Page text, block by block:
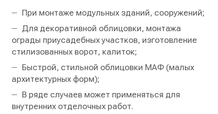
При монтаже модульных зданий, сооружений;
Для декоративной облицовки, монтажа
ограды приусадебных участков, изготовление
стилизованных ворот, калиток;
Быстрой, стильной облицовки МАФ (малых
архитектурных форм);
В ряде случаев может применяться для
внутренних отделочных работ.